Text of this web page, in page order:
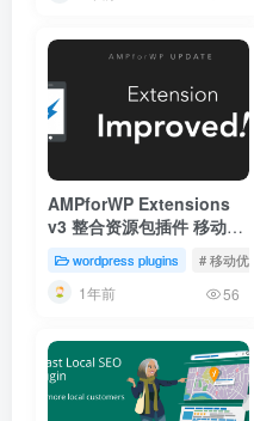
AMPforWP Extensions
v3 整合资源包插件 移动优
化插件wordpress plugins # 移动优
1年前 56